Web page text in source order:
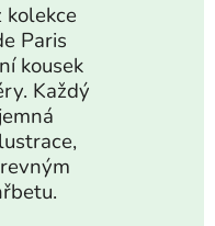
kolekce
Paris
kousek
Každý